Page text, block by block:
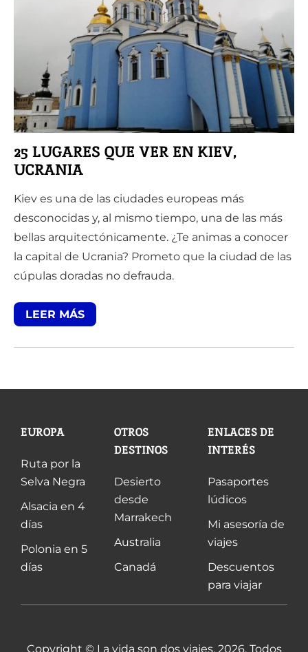
25 LUGARES QUE VER EN KIEV,
UCRANIA
Kiev es una de las ciudades europeas más
desconocidas y, al mismo tiempo, una de las más
bellas arquitectónicamente. ¿Te animas a conocer
la capital de Ucrania? Prometo que la ciudad de las
cúpulas doradas no defrauda.
LEER MÁS
EUROPA
Ruta por la
Selva Negra
Alsacia en 4
días
Polonia en 5
días
OTROS
DESTINOS
Desierto
desde
Marrakech
Australia
Canadá
ENLACES DE
INTERÉS
Pasaportes
lúdicos
Mi asesoría de
viajes
Descuentos
para viajar
Copyright © La vida son dos viajes, 2026. Todos